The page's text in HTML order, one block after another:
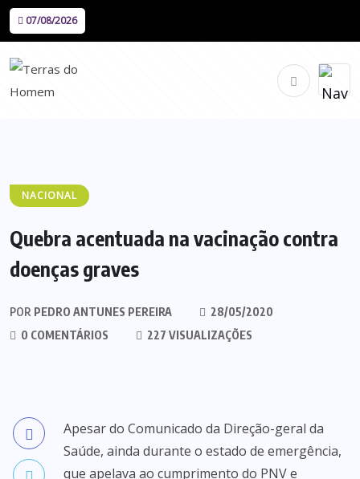
07/08/2026
NACIONAL
Quebra acentuada na vacinação contra
doenças graves
POR PEDRO ANTUNES PEREIRA
28/05/2020
0 COMENTÁRIOS
227 VISUALIZAÇÕES
Apesar do Comunicado da Direção-geral da
Saúde, ainda durante o estado de emergência,
que apelava ao cumprimento do PNV e